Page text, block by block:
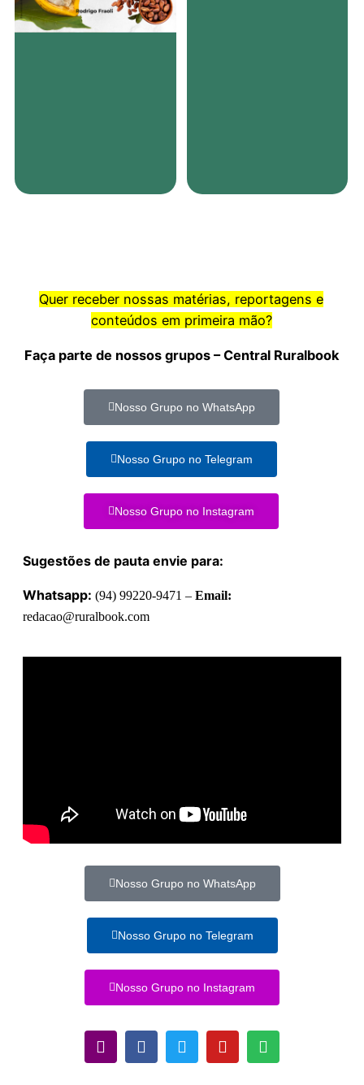
Quer receber nossas matérias, reportagens e
conteúdos em primeira mão?
Faça parte de nossos grupos – Central Ruralbook
Nosso Grupo no WhatsApp
Nosso Grupo no Telegram
Nosso Grupo no Instagram
Sugestões de pauta envie para:
Whatsapp: (94) 99220-9471 – Email:
redacao@ruralbook.com
Nosso Grupo no WhatsApp
Nosso Grupo no Telegram
Nosso Grupo no Instagram